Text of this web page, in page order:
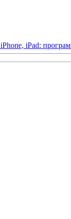
iPhone, iPad: